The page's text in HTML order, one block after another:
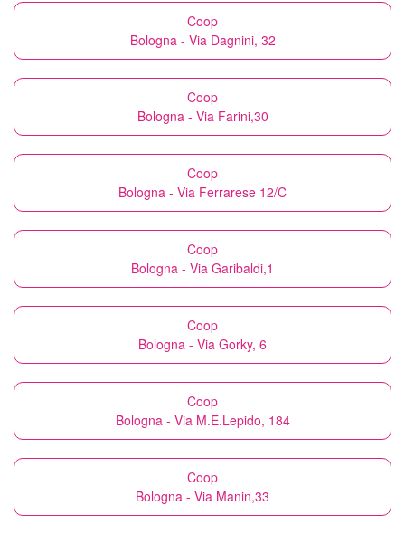
Coop
Bologna - Via Dagnini, 32
Coop
Bologna - Via Farini,30
Coop
Bologna - Via Ferrarese 12/C
Coop
Bologna - Via Garibaldi,1
Coop
Bologna - Via Gorky, 6
Coop
Bologna - Via M.E.Lepido, 184
Coop
Bologna - Via Manin,33